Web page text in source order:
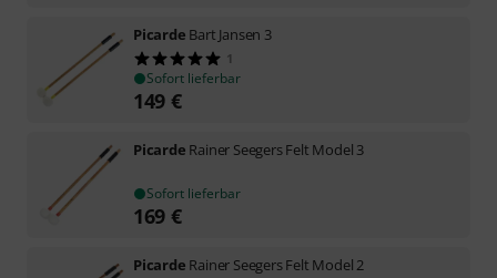
Picarde Bart Jansen 3
1
Sofort lieferbar
149 €
Picarde Rainer Seegers Felt Model 3
Sofort lieferbar
169 €
Picarde Rainer Seegers Felt Model 2